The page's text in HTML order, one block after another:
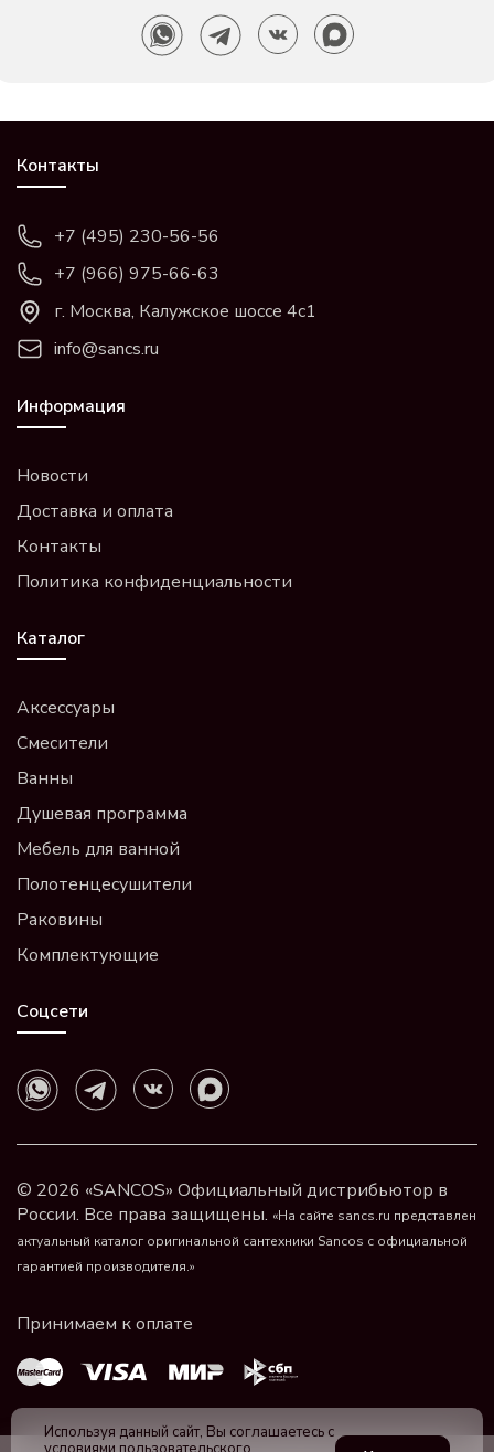
Контакты
+7 (495) 230-56-56
+7 (966) 975-66-63
г. Москва, Калужское шоссе 4с1
info@sancs.ru
Информация
Новости
Доставка и оплата
Контакты
Политика конфиденциальности
Каталог
Аксессуары
Смесители
Ванны
Душевая программа
Мебель для ванной
Полотенцесушители
Раковины
Комплектующие
Соцсети
© 2026 «SANCOS» Официальный дистрибьютор в
России. Все права защищены. «На сайте sancs.ru представлен
актуальный каталог оригинальной сантехники Sancos с официальной
гарантией производителя.»
Используя данный сайт, Вы соглашаетесь с